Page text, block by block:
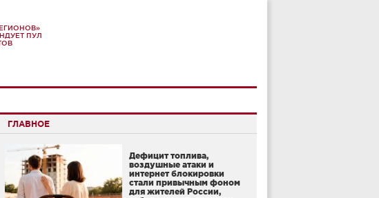
ПУЛ
ГЛАВНОЕ
Дефицит топлива,
воздушные атаки и
интернет блокировки
стали привычным фоном
для жителей России,